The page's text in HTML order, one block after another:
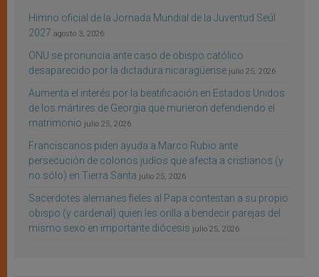
Himno oficial de la Jornada Mundial de la Juventud Seúl
2027 agosto 3, 2026
ONU se pronuncia ante caso de obispo católico
desaparecido por la dictadura nicaragüense julio 25, 2026
Aumenta el interés por la beatificación en Estados Unidos
de los mártires de Georgia que murieron defendiendo el
matrimonio julio 25, 2026
Franciscanos piden ayuda a Marco Rubio ante
persecución de colonos judíos que afecta a cristianos (y
no sólo) en Tierra Santa julio 25, 2026
Sacerdotes alemanes fieles al Papa contestan a su propio
obispo (y cardenal) quien les orilla a bendecir parejas del
mismo sexo en importante diócesis julio 25, 2026